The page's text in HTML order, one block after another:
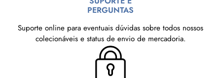
PERGUNTAS
Suporte online para eventuais dúvidas sobre todos nossos
colecionáveis e status de envio de mercadoria.